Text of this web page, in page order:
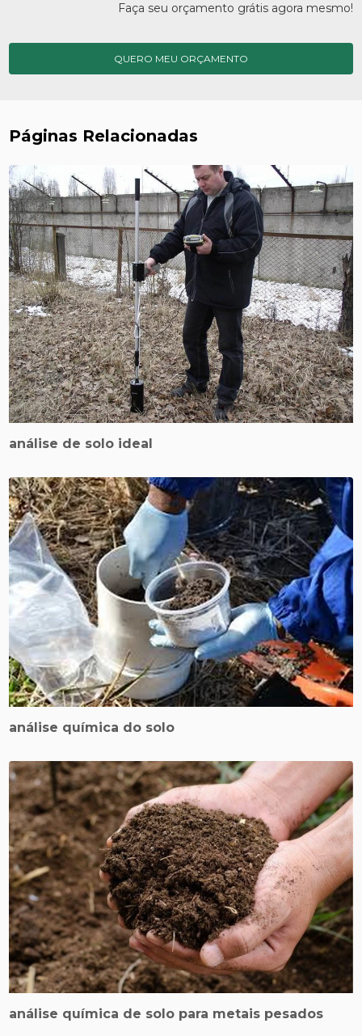
Faça seu orçamento grátis agora mesmo!
QUERO MEU ORÇAMENTO
Páginas Relacionadas
análise de solo ideal
análise química do solo
análise química de solo para metais pesados